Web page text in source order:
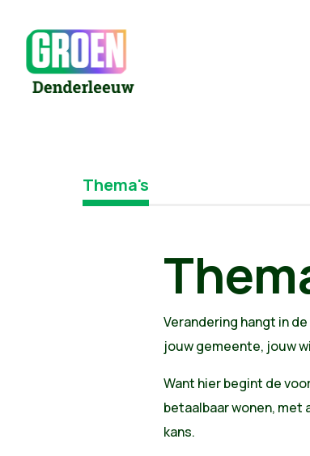
Thema's
Verandering hangt in
jouw gemeente, jouw
Want hier begint de
betaalbaar wonen,
kans.